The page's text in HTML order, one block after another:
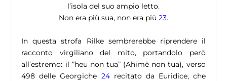
l’isola del suo ampio letto.
Non era più sua, non era più 23.
In questa strofa Rilke sembrerebbe riprendere il
racconto virgiliano del mito, portandolo però
all’estremo: il “heu non tua” (Ahimè non tua), verso
498 delleGeorgiche 24recitato da Euridice, che